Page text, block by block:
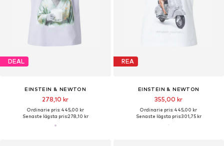
DEAL
EINSTEIN & NEWTON
278,10 kr
Ordinarie pris: 445,00 kr
Senaste lägsta pris:278,10 kr
REA
EINSTEIN & NEWTON
355,00 kr
Ordinarie pris: 445,00 kr
Senaste lägsta pris:301,75 kr